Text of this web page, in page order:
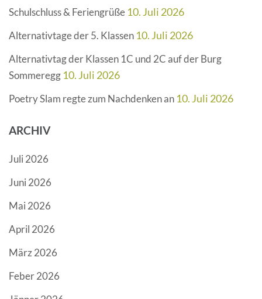
Schulschluss & Feriengrüße 10. Juli 2026
Alternativtage der 5. Klassen 10. Juli 2026
Alternativtag der Klassen 1C und 2C auf der Burg
Sommeregg 10. Juli 2026
Poetry Slam regte zum Nachdenken an 10. Juli 2026
ARCHIV
Juli 2026
Juni 2026
Mai 2026
April 2026
März 2026
Feber 2026